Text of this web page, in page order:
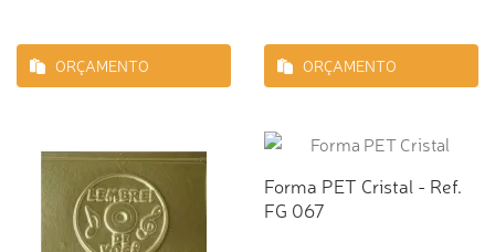
ORÇAMENTO ORÇAMENTO
Forma PET Cristal - Ref.
FG 067